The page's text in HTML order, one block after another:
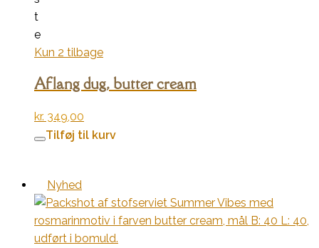
t
e
Kun 2 tilbage
Aflang dug, butter cream
kr. 349,00
Tilføj til kurv
Nyhed